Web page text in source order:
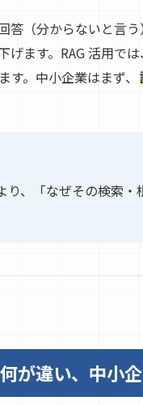
答（分からないと言
ます。RAG 活用で
。中小企業はまず、
、「なぜその検索
が違い、中小